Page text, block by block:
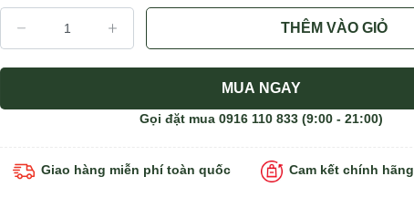
THÊM VÀO GIỎ
MUA NGAY
Gọi đặt mua 0916 110 833(9:00 - 21:00)
Giao hàng miễn phí toàn quốc Cam kết chính hãng